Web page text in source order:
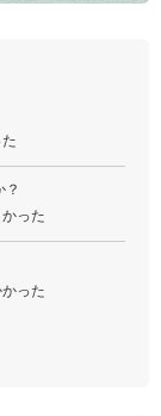
？
った
った